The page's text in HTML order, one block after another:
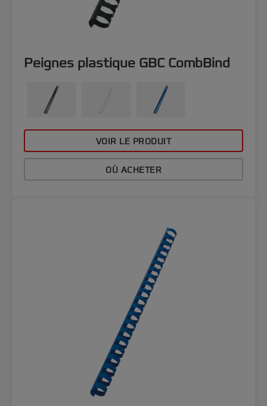
Peignes plastique GBC CombBind
VOIR LE PRODUIT
OÙ ACHETER